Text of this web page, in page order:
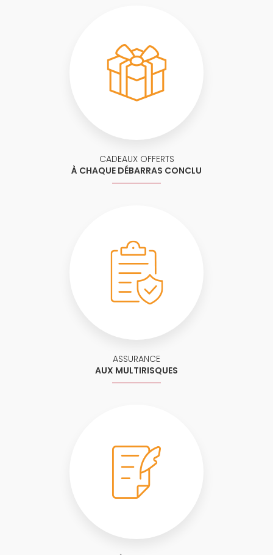
CADEAUX OFFERTS
À CHAQUE DÉBARRAS CONCLU
ASSURANCE
AUX MULTIRISQUES